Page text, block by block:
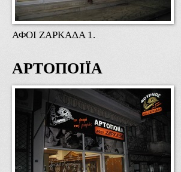
ΑΦΟΙ ΖΑΡΚΑΔΑ 1.
ΑΡΤΟΠΟΙΪΑ